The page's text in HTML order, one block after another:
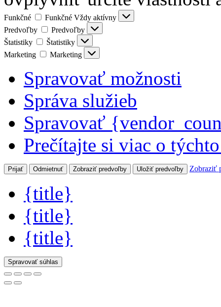
Funkčné Funkčné Vždy aktívny
Predvoľby
Predvoľby
Štatistiky
Štatistiky
Marketing
Marketing
Spravovať možnosti
Správa služieb
Spravovať
Prečítajte si viac o
Prijať Odmietnuť Zobraziť predvoľby Uložiť predvoľby Zobraziť
{title}
{title}
{title}
Spravovať súhlas